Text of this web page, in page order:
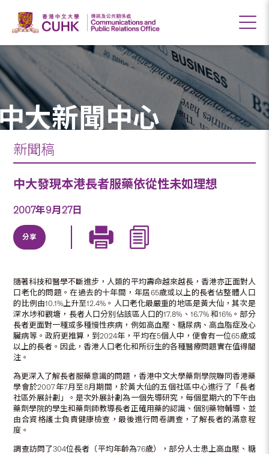
大新聞中心
新聞稿
中大發現本港長者服藥依從性未如理想
2007年9月27日
分享
隨著科技和醫學不斷進步，人類的平均壽命越來越長，香港亦正面對人
口老化的問題。在過去的十年間，年屆65歲或以上的長者佔整體人口
的比例由10.1%上升至12.4%。人口老化最嚴重的地區是黃大仙，其次是
深水埗和觀塘，長者人口分別佔該區人口的17.8%、16.7% 和16%。部分
長者更面對一種或多種慢性疾病，例如高血壓、糖尿病、高血脂症及心
臟病等。政府更推算，到2024年，平均在5個人中，便會有一位65歲或
以上的長者。因此，香港人口老化和所衍生的各種醫療問題實在值得關
注。
為更深入了解長者服藥意識的問題，香港中文大學藥劑學院聯同香港藥
學會於2007年7月至8月期間，於黃大仙的五個社區中心進行了「長者
社區外展計劃」。是次外展計劃為一個先導研究，每個星期六的下午由
藥劑學院的學生和藥劑師教導長者正確用藥的認識、個別藥物輔導、並
由合資格護士負責健康檢查，最後進行問卷調查，了解長者的滿意程
度。
調查訪問了304位長者（平均年齡為76歲），部分人士患上高血壓、糖